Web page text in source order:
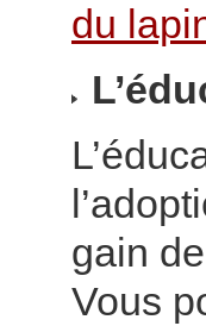
du
gain
Vous